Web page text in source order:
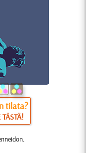
tilata?